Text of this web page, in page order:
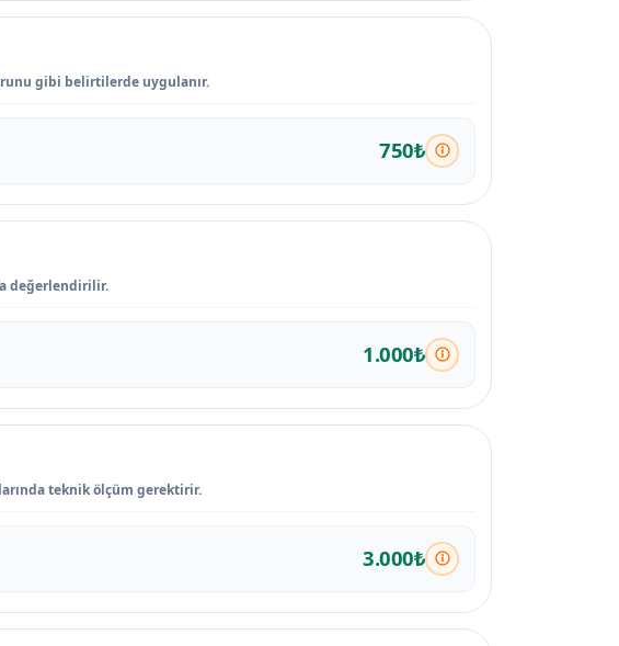
gibi belirtilerde uygulanır.
750₺
değerlendirilir.
1.000₺
teknik ölçüm gerektirir.
3.000₺